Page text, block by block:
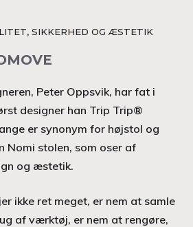
SIKKERHED OG ÆSTETIK
Peter Oppsvik, har fat i
designer han Trip Trip®
er synonym for højstol og
Nomi stolen, som oser af
og æstetik.
ikke ret meget, er nem at samle
af værktøj, er nem at rengøre,